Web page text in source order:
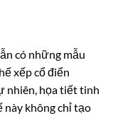
có những mẫu
xếp cổ điển
nhiên, họa tiết tinh
này không chỉ tạo